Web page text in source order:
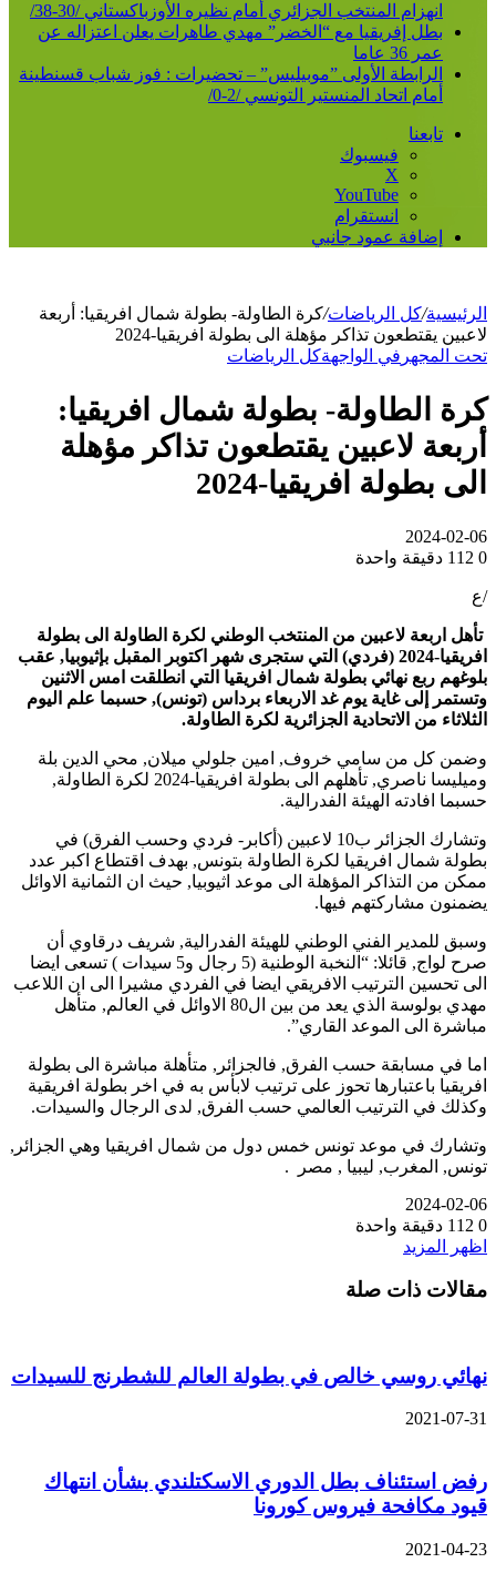
انهزام المنتخب الجزائري أمام نظيره الأوزباكستاني /30-38/
بطل إفريقيا مع “الخضر” مهدي طاهرات يعلن اعتزاله عن
عمر 36 عاما
الرابطة الأولى ”موبيليس” – تحضيرات : فوز شباب قسنطينة
أمام اتحاد المنستير التونسي /2-0/
تابعنا
فيسبوك
‫X
‫YouTube
انستقرام
إضافة عمود جانبي
الرئيسية/كل الرياضات/كرة الطاولة- بطولة شمال افريقيا: أربعة
لاعبين يقتطعون تذاكر مؤهلة الى بطولة افريقيا-2024
تحت المجهر في الواجهةكل الرياضات
كرة الطاولة- بطولة شمال افريقيا:
أربعة لاعبين يقتطعون تذاكر مؤهلة
الى بطولة افريقيا-2024
2024-02-06
0
دقيقة واحدة
/ع
تأهل اربعة لاعبين من المنتخب الوطني لكرة الطاولة الى بطولة
افريقيا-2024 (فردي) التي ستجرى شهر اكتوبر المقبل بإثيوبيا, عقب
بلوغهم ربع نهائي بطولة شمال افريقيا التي انطلقت امس الاثنين
وتستمر إلى غاية يوم غد الاربعاء برداس (تونس), حسبما علم اليوم
الثلاثاء من الاتحادية الجزائرية لكرة الطاولة.
وضمن كل من سامي خروف, امين جلولي ميلان, محي الدين بلة
وميليسا ناصري, تأهلهم الى بطولة افريقيا-2024 لكرة الطاولة,
حسبما افادته الهيئة الفدرالية.
وتشارك الجزائر ب10 لاعبين (أكابر- فردي وحسب الفرق) في
بطولة شمال افريقيا لكرة الطاولة بتونس, بهدف اقتطاع اكبر عدد
ممكن من التذاكر المؤهلة الى موعد اثيوبيا, حيث ان الثمانية الاوائل
يضمنون مشاركتهم فيها.
وسبق للمدير الفني الوطني للهيئة الفدرالية, شريف درقاوي أن
صرح لواج, قائلا: “النخبة الوطنية (5 رجال و5 سيدات ) تسعى ايضا
الى تحسين الترتيب الافريقي ايضا في الفردي مشيرا الى ان اللاعب
مهدي بولوسة الذي يعد من بين ال80 الاوائل في العالم, متأهل
مباشرة الى الموعد القاري”.
اما في مسابقة حسب الفرق, فالجزائر, متأهلة مباشرة الى بطولة
افريقيا باعتبارها تحوز على ترتيب لابأس به في اخر بطولة افريقية
وكذلك في الترتيب العالمي حسب الفرق, لدى الرجال والسيدات.
وتشارك في موعد تونس خمس دول من شمال افريقيا وهي الجزائر,
تونس, المغرب, ليبيا , مصر .
2024-02-06
0
دقيقة واحدة
اظهر المزيد
مقالات ذات صلة
نهائي روسي خالص في بطولة العالم للشطرنج للسيدات
2021-07-31
رفض استئناف بطل الدوري الاسكتلندي بشأن انتهاك
قيود مكافحة فيروس كورونا
2021-04-23